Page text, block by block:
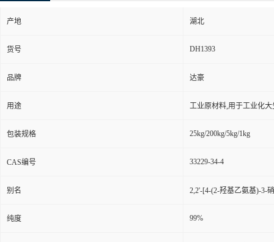
产地 湖北
货号 DH1393
品牌 达豪
用途 工业原材料,用于工业化大
包装规格 25kg/200kg/5kg/1kg
CAS编号 33229-34-4
别名 2,2'-[4-(2-羟基乙氨基)-3-
纯度 99%